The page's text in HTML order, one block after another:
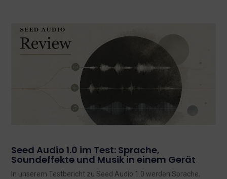
Seed Audio 1.0 im Test: Sprache,
Soundeffekte und Musik in einem Gerät
In unserem Testbericht zu Seed Audio 1.0 werden Sprache,